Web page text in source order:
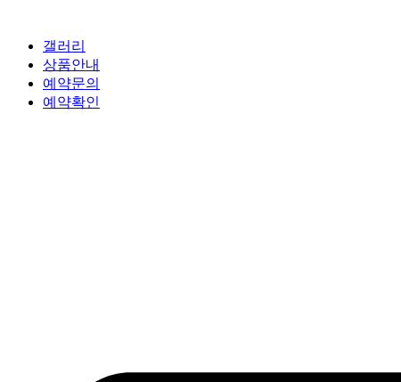
갤러리
상품안내
예약문의
예약확인